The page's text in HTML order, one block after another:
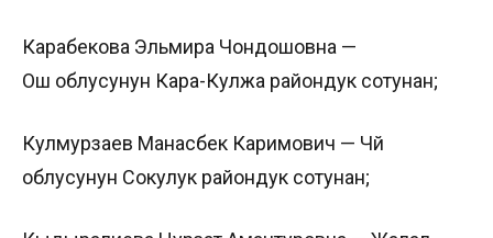
Карабекова Эльмира Чондошовна —
Ош облусунун Кара-Кулжа райондук сотунан;
Кулмурзаев Манасбек Каримович — Чүй
облусунун Сокулук райондук сотунан;